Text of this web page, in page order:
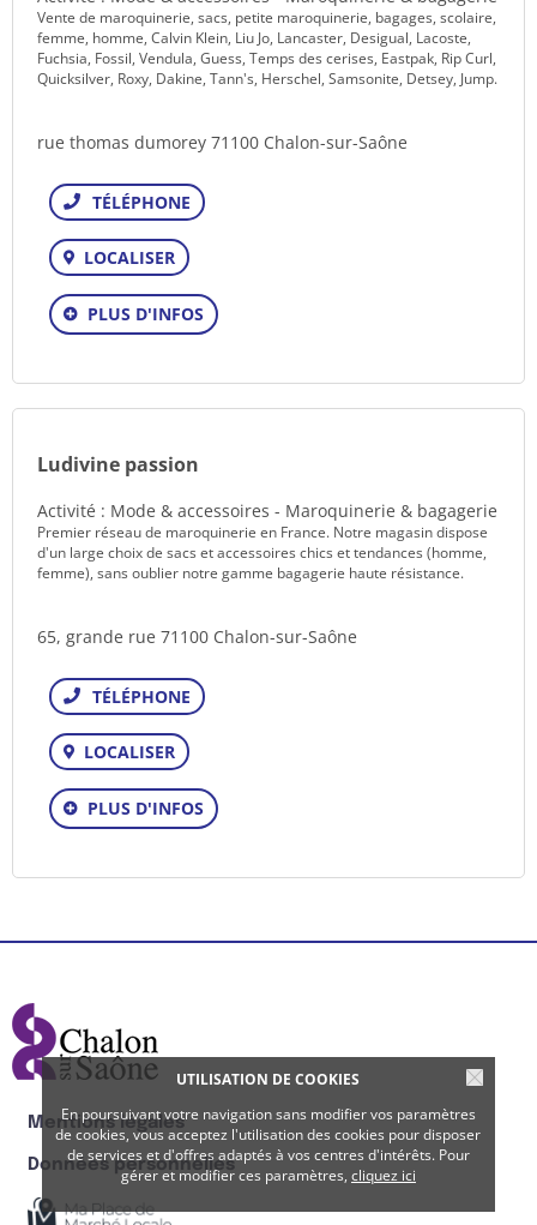
UTILISATION DE COOKIES
En poursuivant votre navigation sans modifier vos paramètres
de cookies, vous acceptez l'utilisation des cookies pour disposer
de services et d'offres adaptés à vos centres d'intérêts. Pour
gérer et modifier ces paramètres, cliquez ici
Vente de maroquinerie, sacs, petite maroquinerie, bagages, scolaire,
femme, homme, Calvin Klein, Liu Jo, Lancaster, Desigual, Lacoste,
Fuchsia, Fossil, Vendula, Guess, Temps des cerises, Eastpak, Rip Curl,
Quicksilver, Roxy, Dakine, Tann's, Herschel, Samsonite, Detsey, Jump.
rue thomas dumorey 71100 Chalon-sur-Saône
Téléphone
LOCALISER
PLUS D'INFOS
Ludivine passion
Activité : Mode & accessoires - Maroquinerie & bagagerie
Premier réseau de maroquinerie en France. Notre magasin dispose
d'un large choix de sacs et accessoires chics et tendances (homme,
femme), sans oublier notre gamme bagagerie haute résistance.
65, grande rue 71100 Chalon-sur-Saône
Téléphone
LOCALISER
PLUS D'INFOS
Mentions légales
Données personnelles